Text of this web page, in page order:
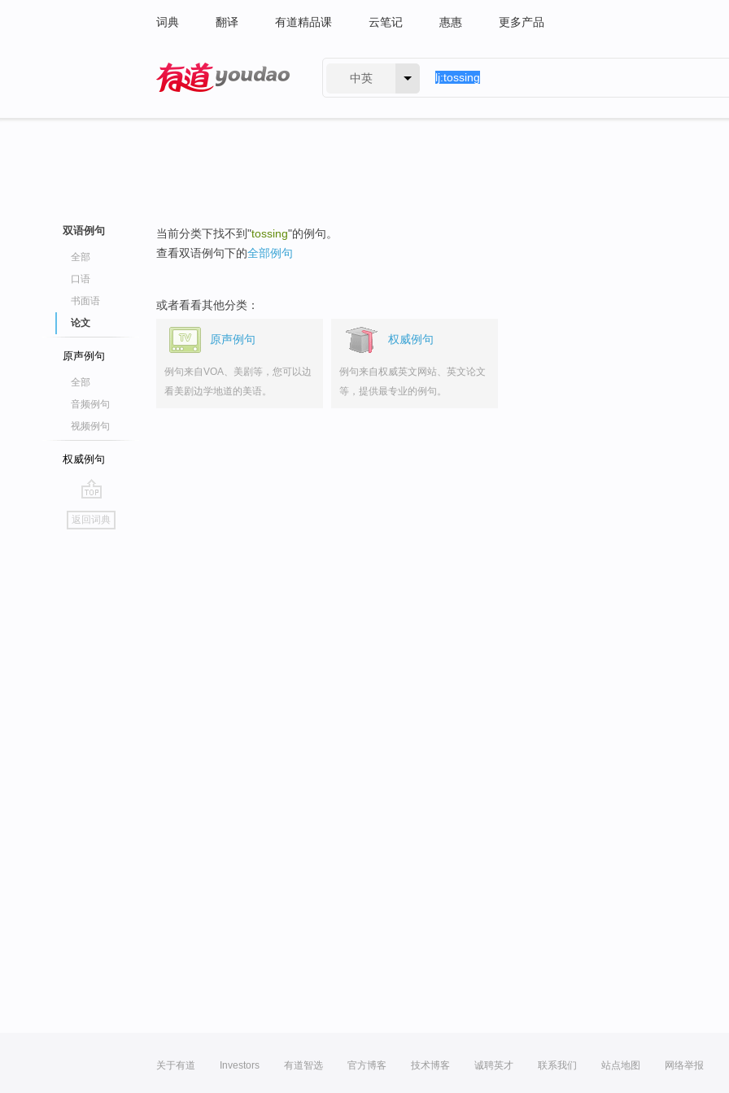
词典 翻译 有道精品课 云笔记 惠惠 更多产品
中英
双语例句
全部
口语
书面语
论文
原声例句
全部
音频例句
视频例句
权威例句
go
top
返回词典
当前分类下找不到"tossing"的例句。
查看双语例句下的全部例句
或者看看其他分类：
原声例句
例句来自VOA、美剧等，您可以边
看美剧边学地道的美语。
权威例句
例句来自权威英文网站、英文论文
等，提供最专业的例句。
关于有道 Investors 有道智选 官方博客 技术博客 诚聘英才 联系我们 站点地图 网络举报